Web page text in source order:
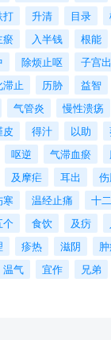
打 升清 目录
瘀 入半钱 根能
除烦止呕 子宫
滞止 历胁 益智
气管炎 慢性溃疡
皮 得汁 以助
呕逆 气滞血瘀
及摩疟 耳出
寒 温经止痛 十
个 食饮 及疠
疹热 滋阴
温气 宜作 兄弟